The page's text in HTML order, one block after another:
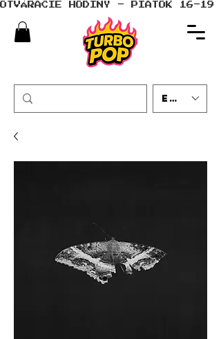
OTVÁRACIE HODINY - PIATOK 16-19
EUR (€)